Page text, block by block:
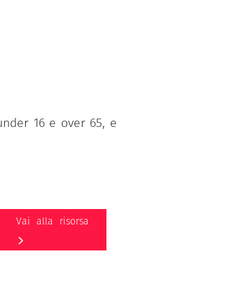
16 e over 65, e
Vai alla risorsa